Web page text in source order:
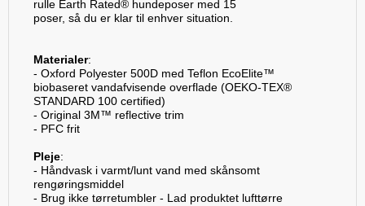
rulle Earth Rated® hundeposer med 15
poser, så du er klar til enhver situation.
Materialer:
- Oxford Polyester 500D med Teflon EcoElite™
biobaseret vandafvisende overflade (OEKO-TEX®
STANDARD 100 certified)
- Original 3M™ reflective trim
- PFC frit
Pleje:
- Håndvask i varmt/lunt vand med skånsomt
rengøringsmiddel
- Brug ikke tørretumbler - Lad produktet lufttørre